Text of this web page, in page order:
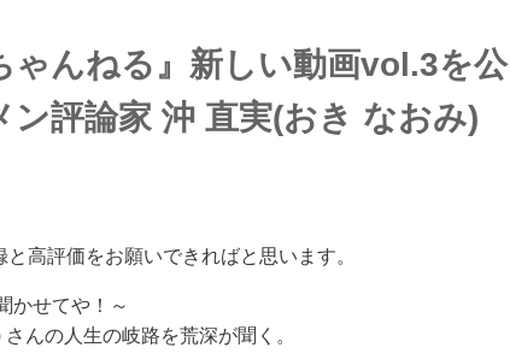
ゃんねる』新しい動画vol.3を公
評論家 沖 直実(おき なおみ)
高評価をお願いできればと思います。
かせてや！～
んの人生の岐路を荒深が聞く。